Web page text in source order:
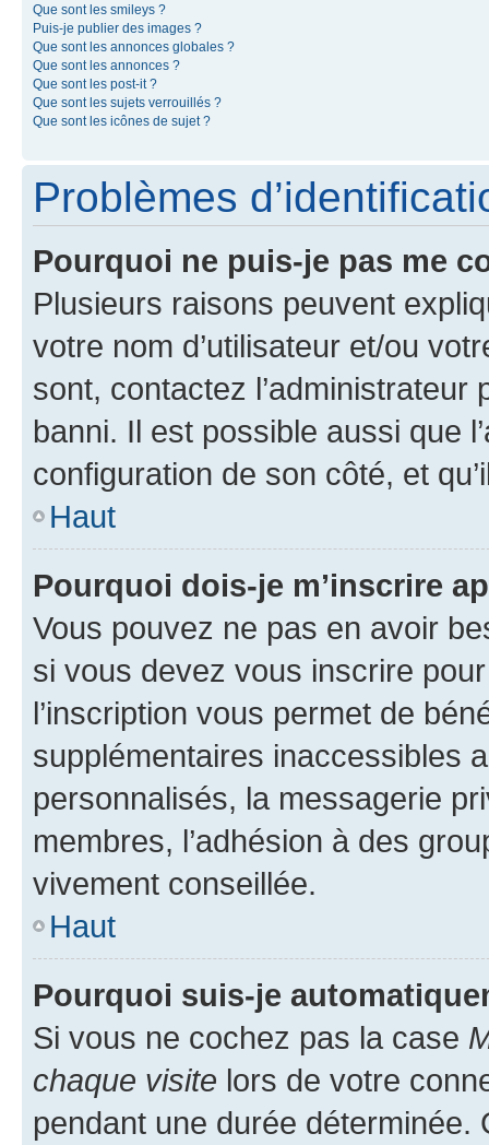
Que sont les smileys ?
Puis-je publier des images ?
Que sont les annonces globales ?
Que sont les annonces ?
Que sont les post-it ?
Que sont les sujets verrouillés ?
Que sont les icônes de sujet ?
Problèmes
Pourquoi ne puis-je pas me
Plusieurs raisons peuvent
votre nom d’utilisateur et/ou
sont, contactez l’administrateur
banni. Il est possible aussi que
configuration de son côté, et
Haut
Pourquoi dois-je m’inscrire
Vous pouvez ne pas en avoir
si vous devez vous inscrire
l’inscription vous permet de
supplémentaires inaccessibles
personnalisés, la messagerie
membres, l’adhésion à des
vivement conseillée.
Haut
Pourquoi suis-je
Si vous ne cochez pas la case
chaque visite lors de votre
pendant une durée déterminée.